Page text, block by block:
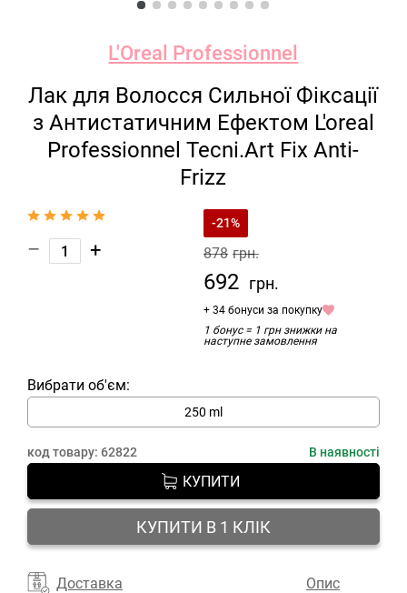
L'Oreal Professionnel
Лак для Волосся Сильної Фіксації
з Антистатичним Ефектом L'oreal
Professionnel Tecni.Art Fix Anti-
Frizz
– +
-21%
878 грн.
692 грн.
+ 34 бонуси за покупку
1 бонус = 1 грн знижки на
наступне замовлення
Вибрати об'єм:
250 ml
код товару: 62822 В наявності
КУПИТИ
КУПИТИ В 1 КЛІК
Доставка
Опис